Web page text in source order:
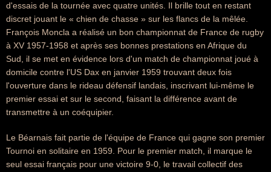
d'essais de la tournée avec quatre unités. Il brille tout en restant
discret jouant le « chien de chasse » sur les flancs de la mêlée.
François Moncla a réalisé un bon championnat de France de rugby
à XV 1957-1958 et après ses bonnes prestations en Afrique du
Sud, il se met en évidence lors d'un match de championnat joué à
domicile contre l'US Dax en janvier 1959 trouvant deux fois
l'ouverture dans le rideau défensif landais, inscrivant lui-même le
premier essai et sur le second, faisant la différence avant de
transmettre à un coéquipier.
Le Béarnais fait partie de l'équipe de France qui gagne son premier
Tournoi en solitaire en 1959. Pour le premier match, il marque le
seul essai français pour une victoire 9-0, le travail collectif des